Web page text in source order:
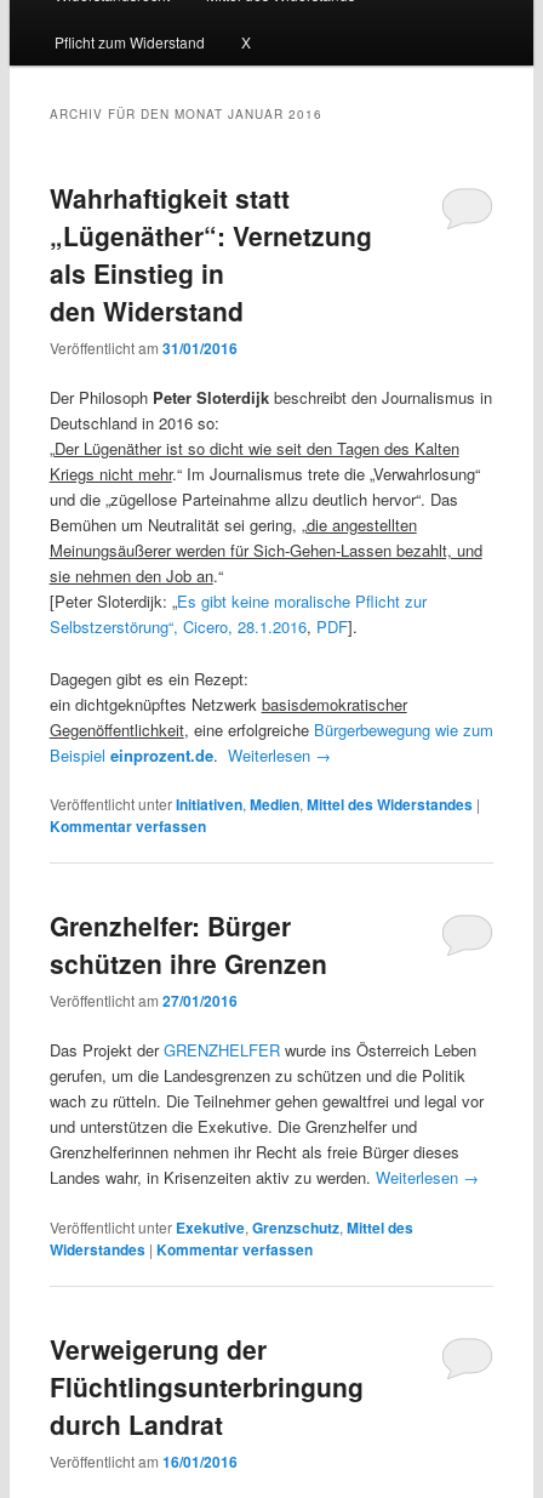
wechseln
Inhalt
wechseln
Pflicht zum Widerstand X
ARCHIV FÜR DEN MONAT JANUAR 2016
Wahrhaftigkeit statt
„Lügenäther“: Vernetzung
als Einstieg in
den Widerstand
Veröffentlicht am 31/01/2016
Der Philosoph Peter Sloterdijkbeschreibt den Journalismus in
Deutschland in 2016 so:
„Der Lügenäther ist so dicht wie seit den Tagen des Kalten
Kriegs nicht mehr.“ Im Journalismus trete die „Verwahrlosung“
und die „zügellose Parteinahme allzu deutlich hervor“. Das
Bemühen um Neutralität sei gering, „die angestellten
Meinungsäußerer werden für Sich-Gehen-Lassen bezahlt, und
sie nehmen den Job an.“
[Peter Sloterdijk: „Es gibt keine moralische Pflicht zur
Selbstzerstörung“, Cicero, 28.1.2016, PDF].
Dagegen gibt es ein Rezept:
ein dichtgeknüpftes Netzwerk basisdemokratischer
Gegenöffentlichkeit, eine erfolgreiche Bürgerbewegung wie zum
Beispiel einprozent.de. Weiterlesen →
Veröffentlicht unterInitiativen, Medien, Mittel des Widerstandes |
Kommentar verfassen
Grenzhelfer: Bürger
schützen ihre Grenzen
Veröffentlicht am 27/01/2016
Das Projekt derGRENZHELFERwurde ins Österreich Leben
gerufen, um die Landesgrenzen zu schützen und die Politik
wach zu rütteln. Die Teilnehmer gehen gewaltfrei und legal vor
und unterstützen die Exekutive. Die Grenzhelfer und
Grenzhelferinnen nehmen ihr Recht als freie Bürger dieses
Landes wahr, in Krisenzeiten aktiv zu werden. Weiterlesen →
Veröffentlicht unter Exekutive, Grenzschutz, Mittel des
Widerstandes | Kommentar verfassen
Verweigerung der
Flüchtlingsunterbringung
durch Landrat
Veröffentlicht am 16/01/2016